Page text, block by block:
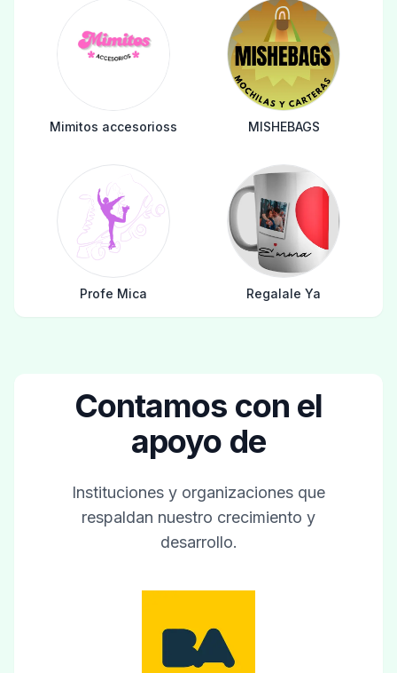
Mimitos accesorioss MISHEBAGS
Profe Mica Regalale Ya
Contamos con el
apoyo de
Instituciones y organizaciones que
respaldan nuestro crecimiento y
desarrollo.